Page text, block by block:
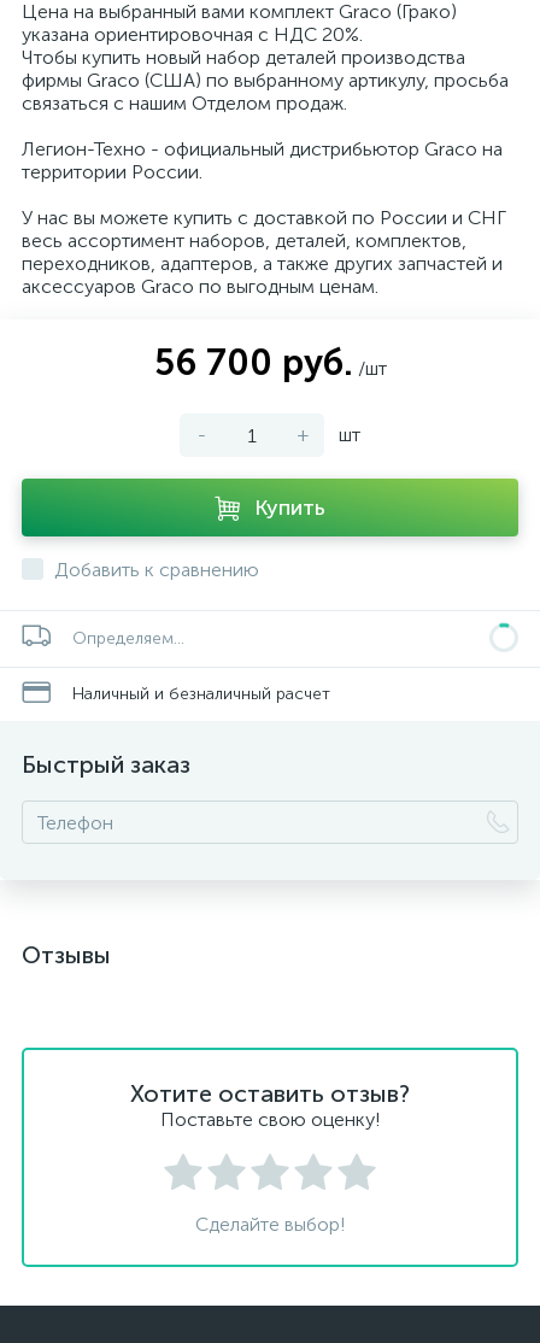
Цена на выбранный вами комплект Graco (Грако)
указана ориентировочная с НДС 20%.
Чтобы купить новый набор деталей производства
фирмы Graco (США) по выбранному артикулу, просьба
связаться с нашим Отделом продаж.
Легион-Техно - официальный дистрибьютор Graco на
территории России.
У нас вы можете купить с доставкой по России и СНГ
весь ассортимент наборов, деталей, комплектов,
переходников, адаптеров, а также других запчастей и
аксессуаров Graco по выгодным ценам.
56 700 руб. /шт
- + шт
Купить
Добавить к сравнению
Определяем...
Наличный и безналичный расчет
Быстрый заказ
Отзывы
Хотите оставить отзыв?
Поставьте свою оценку!
Сделайте выбор!